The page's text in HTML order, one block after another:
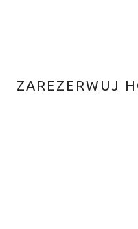
ZAREZERWUJ